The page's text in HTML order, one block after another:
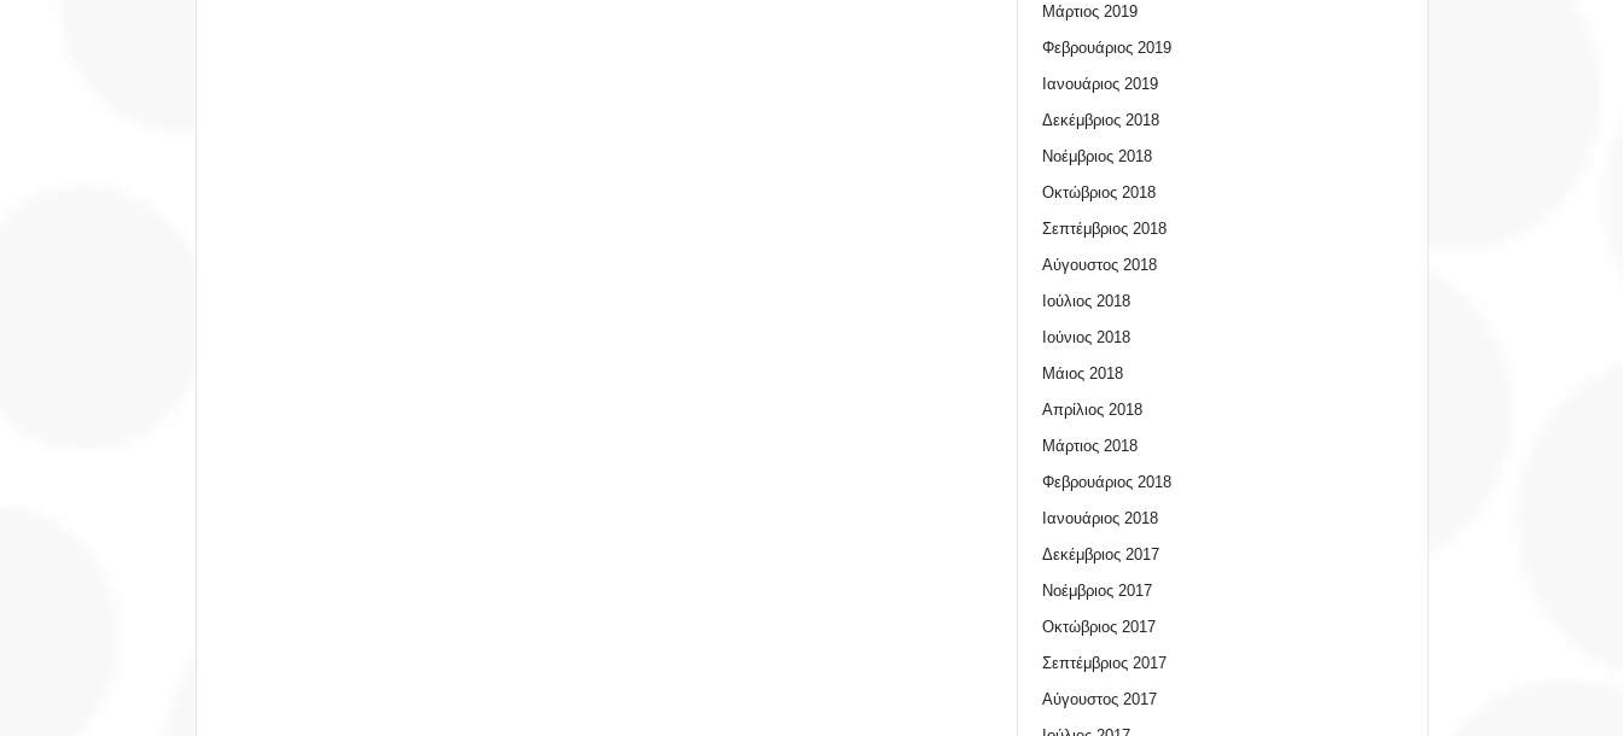
Μάρτιος 2019
Φεβρουάριος 2019
Ιανουάριος 2019
Δεκέμβριος 2018
Νοέμβριος 2018
Οκτώβριος 2018
Σεπτέμβριος 2018
Αύγουστος 2018
Ιούλιος 2018
Ιούνιος 2018
Μάιος 2018
Απρίλιος 2018
Μάρτιος 2018
Φεβρουάριος 2018
Ιανουάριος 2018
Δεκέμβριος 2017
Νοέμβριος 2017
Οκτώβριος 2017
Σεπτέμβριος 2017
Αύγουστος 2017